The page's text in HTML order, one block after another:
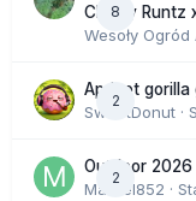
8
Cherry Runtz
Wesoły Ogród
2
Apricot gorilla
SweetDonut ·
2
Outdoor 2026
Marcel852 ·